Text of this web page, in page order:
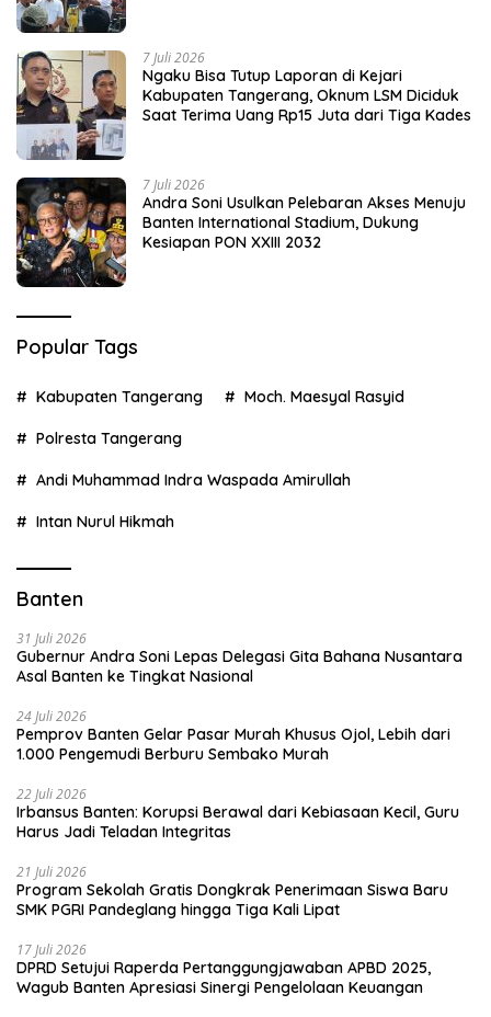
7 Juli 2026
Ngaku Bisa Tutup Laporan di Kejari
Kabupaten Tangerang, Oknum LSM Diciduk
Saat Terima Uang Rp15 Juta dari Tiga Kades
7 Juli 2026
Andra Soni Usulkan Pelebaran Akses Menuju
Banten International Stadium, Dukung
Kesiapan PON XXIII 2032
Popular Tags
Kabupaten Tangerang Moch. Maesyal Rasyid
Polresta Tangerang
Andi Muhammad Indra Waspada Amirullah
Intan Nurul Hikmah
Banten
31 Juli 2026
Gubernur Andra Soni Lepas Delegasi Gita Bahana Nusantara
Asal Banten ke Tingkat Nasional
24 Juli 2026
Pemprov Banten Gelar Pasar Murah Khusus Ojol, Lebih dari
1.000 Pengemudi Berburu Sembako Murah
22 Juli 2026
Irbansus Banten: Korupsi Berawal dari Kebiasaan Kecil, Guru
Harus Jadi Teladan Integritas
21 Juli 2026
Program Sekolah Gratis Dongkrak Penerimaan Siswa Baru
SMK PGRI Pandeglang hingga Tiga Kali Lipat
17 Juli 2026
DPRD Setujui Raperda Pertanggungjawaban APBD 2025,
Wagub Banten Apresiasi Sinergi Pengelolaan Keuangan